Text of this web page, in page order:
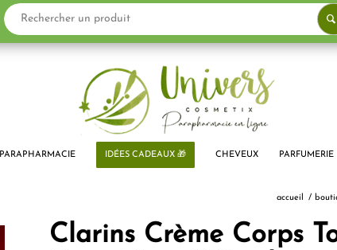
PARAPHARMACIE IDÉES CADEAUX 🎁 CHEVEUX PARFUMERIE
accueil /
Clarins Crème Corps